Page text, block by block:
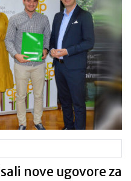
nove ugovore za